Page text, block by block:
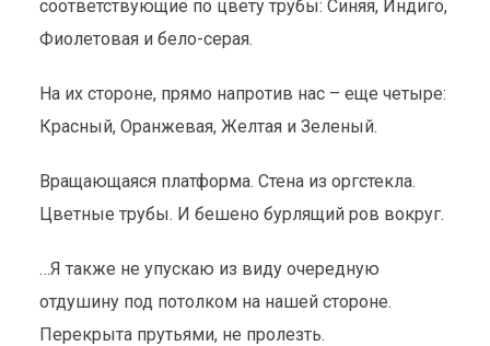
соответствующие по цвету трубы: Синяя, Индиго,
Фиолетовая и бело-серая.
На их стороне, прямо напротив нас – еще четыре:
Красный, Оранжевая, Желтая и Зеленый.
Вращающаяся платформа. Стена из оргстекла.
Цветные трубы. И бешено бурлящий ров вокруг.
…Я также не упускаю из виду очередную
отдушину под потолком на нашей стороне.
Перекрыта прутьями, не пролезть.